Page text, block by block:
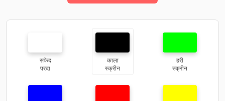
सफेद
परदा
काला
स्क्रीन
हरी
स्क्रीन